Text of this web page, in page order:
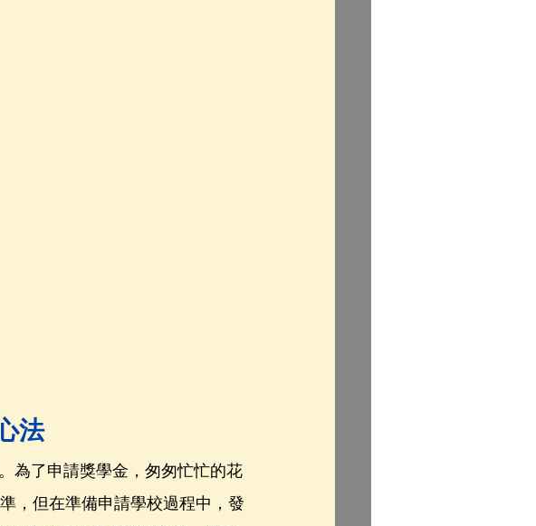
法
為了申請獎學金，匆匆忙忙的花
，但在準備申請學校過程中，發